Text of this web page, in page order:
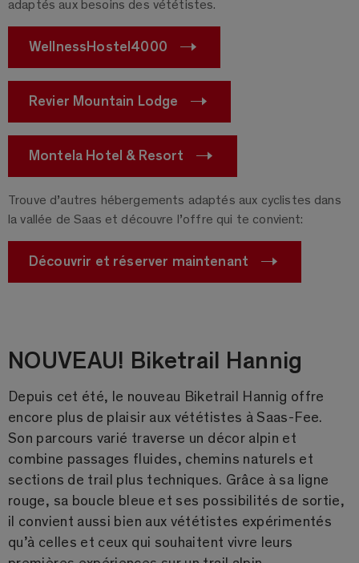
adaptés aux besoins des vététistes.
WellnessHostel4000
Revier Mountain Lodge
Montela Hotel & Resort
Trouve d’autres hébergements adaptés aux cyclistes dans
la vallée de Saas et découvre l’offre qui te convient:
Découvrir et réserver maintenant
NOUVEAU! Biketrail Hannig
Depuis cet été, le nouveau Biketrail Hannig offre
encore plus de plaisir aux vététistes à Saas-Fee.
Son parcours varié traverse un décor alpin et
combine passages fluides, chemins naturels et
sections de trail plus techniques. Grâce à sa ligne
rouge, sa boucle bleue et ses possibilités de sortie,
il convient aussi bien aux vététistes expérimentés
qu’à celles et ceux qui souhaitent vivre leurs